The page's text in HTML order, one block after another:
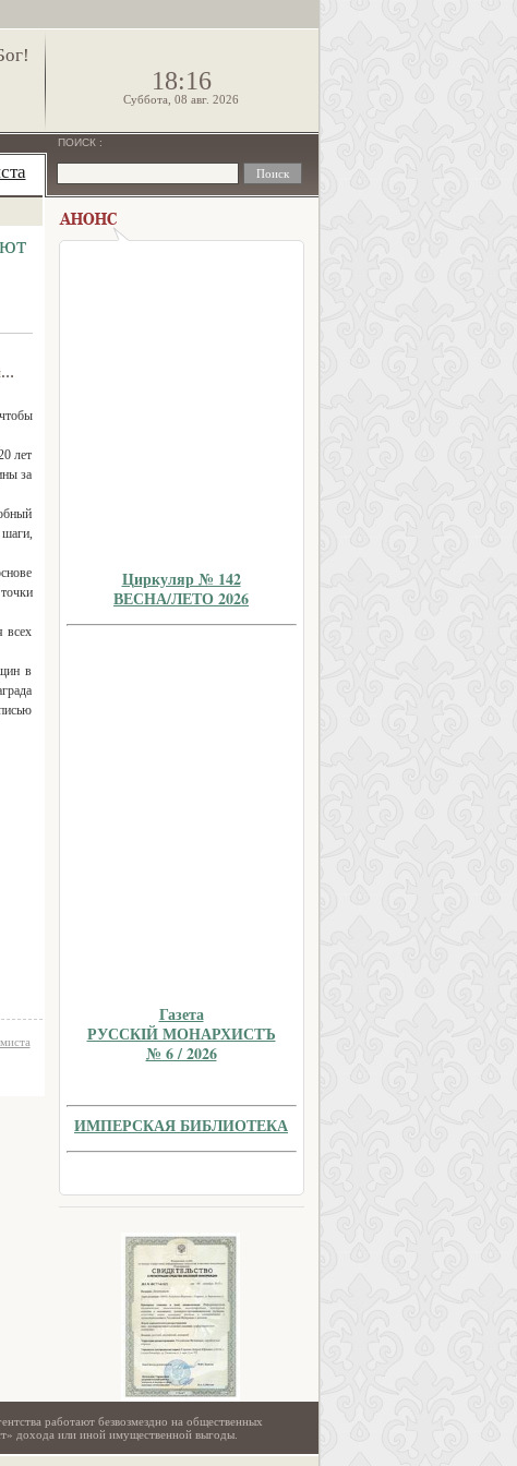
18:16
Суббота, 08 авг. 2026
лет
за
шаги,
всех
в
ПОИСК :
Циркуляр № 142
ВЕСНА/ЛЕТО 2026
Газета
РУССКIЙ МОНАРХИСТЪ
№ 6 / 2026
ИМПЕРСКАЯ БИБЛИОТЕКА
работают безвозмездно на общественных
дохода или иной имущественной выгоды.